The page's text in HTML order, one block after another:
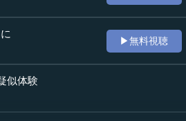
▶無料視聴
似体験